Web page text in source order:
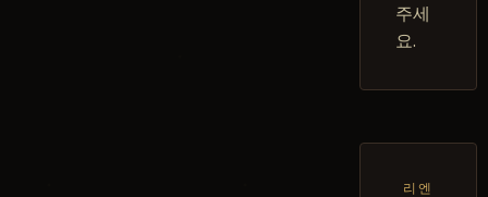
주세
요.
리엔